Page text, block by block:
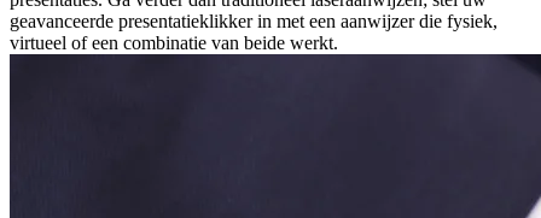
geavanceerde presentatieklikker in met een aanwijzer die fysiek,
virtueel of een combinatie van beide werkt.